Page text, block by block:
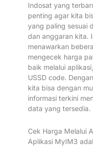
Indosat yang
penting agar kita
yang paling sesuai
dan anggaran kita.
menawarkan
mengecek harga
baik melalui
USSD code.
kita bisa dengan
informasi terkini
data yang tersedia.
Cek Harga Melalui
Aplikasi MyIM3